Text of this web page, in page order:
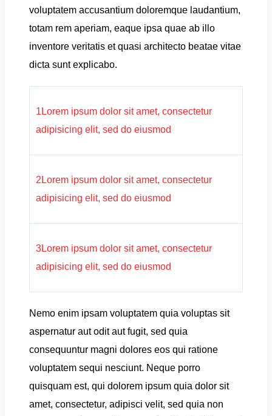
voluptatem accusantium doloremque laudantium,
totam rem aperiam, eaque ipsa quae ab illo
inventore veritatis et quasi architecto beatae vitae
dicta sunt explicabo.
1Lorem ipsum dolor sit amet, consectetur
adipisicing elit, sed do eiusmod
2Lorem ipsum dolor sit amet, consectetur
adipisicing elit, sed do eiusmod
3Lorem ipsum dolor sit amet, consectetur
adipisicing elit, sed do eiusmod
Nemo enim ipsam voluptatem quia voluptas sit
aspernatur aut odit aut fugit, sed quia
consequuntur magni dolores eos qui ratione
voluptatem sequi nesciunt. Neque porro
quisquam est, qui dolorem ipsum quia dolor sit
amet, consectetur, adipisci velit, sed quia non